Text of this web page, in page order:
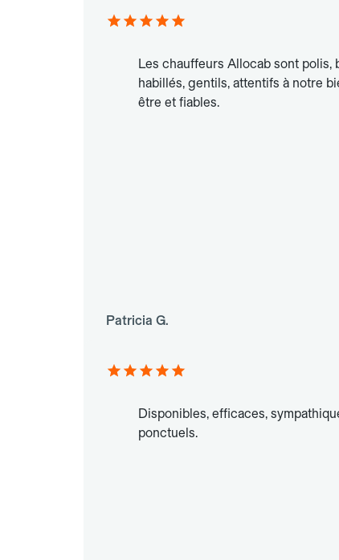
Les chauffeurs Allocab sont polis,
habillés, gentils, attentifs à notre
être et fiables.
Patricia G.
Disponibles, efficaces,
ponctuels.